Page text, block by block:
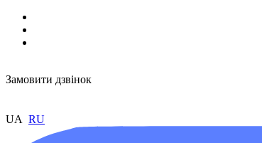
Замовити дзвінок
UA RU